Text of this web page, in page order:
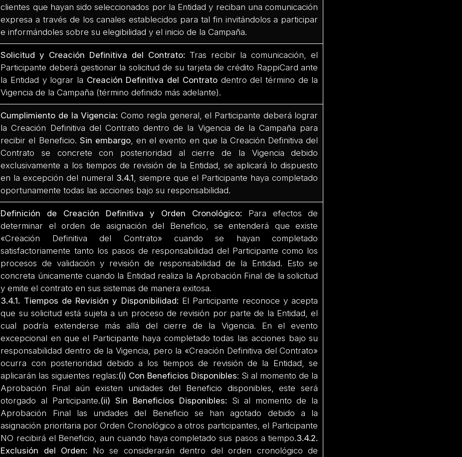
clientes que hayan sido seleccionados por la Entidad y reciban una comunicación
expresa a través de los canales establecidos para tal fin invitándolos a participar
e informándoles sobre su elegibilidad y el inicio de la Campaña.
Solicitud y Creación Definitiva del Contrato: Tras recibir la comunicación, el
Participante deberá gestionar la solicitud de su tarjeta de crédito RappiCard ante
la Entidad y lograr la Creación Definitiva del Contrato dentro del término de la
Vigencia de la Campaña (término definido más adelante).
Cumplimiento de la Vigencia: Como regla general, el Participante deberá lograr
la Creación Definitiva del Contrato dentro de la Vigencia de la Campaña para
recibir el Beneficio. Sin embargo, en el evento en que la Creación Definitiva del
Contrato se concrete con posterioridad al cierre de la Vigencia debido
exclusivamente a los tiempos de revisión de la Entidad, se aplicará lo dispuesto
en la excepción del numeral 3.4.1 , siempre que el Participante haya completado
oportunamente todas las acciones bajo su responsabilidad.
Definición de Creación Definitiva y Orden Cronológico: Para efectos de
determinar el orden de asignación del Beneficio, se entenderá que existe
«Creación Definitiva del Contrato» cuando se hayan completado
satisfactoriamente tanto los pasos de responsabilidad del Participante como los
procesos de validación y revisión de responsabilidad de la Entidad. Esto se
concreta únicamente cuando la Entidad realiza la Aprobación Final de la solicitud
y emite el contrato en sus sistemas de manera exitosa.
3.4.1. Tiempos de Revisión y Disponibilidad: El Participante reconoce y acepta
que su solicitud está sujeta a un proceso de revisión por parte de la Entidad, el
cual podría extenderse más allá del cierre de la Vigencia. En el evento
excepcional en que el Participante haya completado todas las acciones bajo su
responsabilidad dentro de la Vigencia, pero la «Creación Definitiva del Contrato»
ocurra con posterioridad debido a los tiempos de revisión de la Entidad, se
aplicarán las siguientes reglas:(i) Con Beneficios Disponibles: Si al momento de la
Aprobación Final aún existen unidades del Beneficio disponibles, este será
otorgado al Participante.(ii) Sin Beneficios Disponibles: Si al momento de la
Aprobación Final las unidades del Beneficio se han agotado debido a la
asignación prioritaria por Orden Cronológico a otros participantes, el Participante
NO recibirá el Beneficio, aun cuando haya completado sus pasos a tiempo.3.4.2.
Exclusión del Orden: No se considerarán dentro del orden cronológico de